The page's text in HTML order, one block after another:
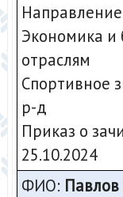
Экономика и
отраслям
Спортивное
р-д
Приказ о
25.10.2024
ФИО: Павлов